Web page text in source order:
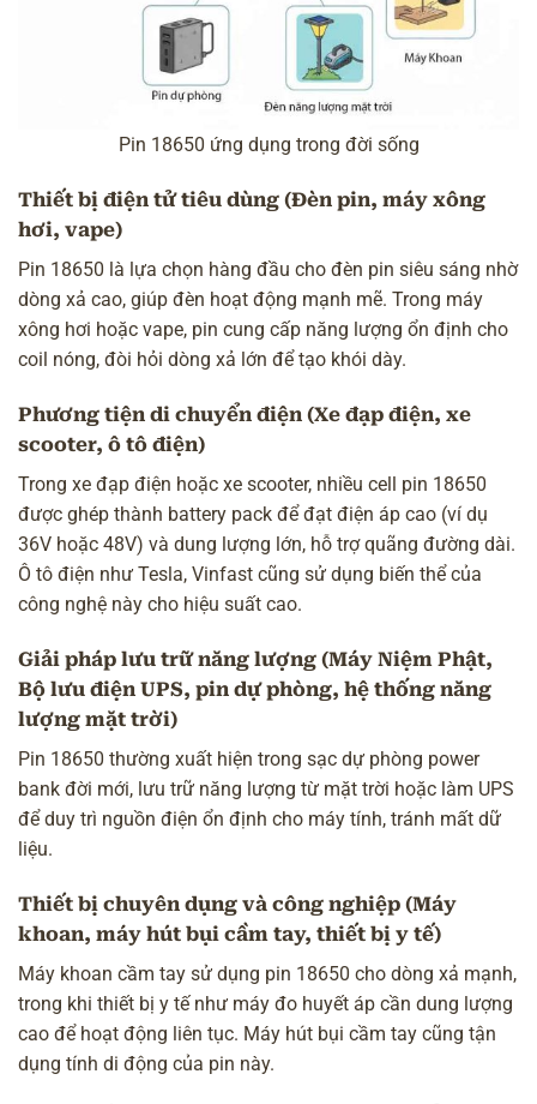
Pin 18650 ứng dụng trong đời sống
Thiết bị điện tử tiêu dùng (Đèn pin, máy xông
hơi, vape)
Pin 18650 là lựa chọn hàng đầu cho đèn pin siêu sáng nhờ
dòng xả cao, giúp đèn hoạt động mạnh mẽ. Trong máy
xông hơi hoặc vape, pin cung cấp năng lượng ổn định cho
coil nóng, đòi hỏi dòng xả lớn để tạo khói dày.
Phương tiện di chuyển điện (Xe đạp điện, xe
scooter, ô tô điện)
Trong xe đạp điện hoặc xe scooter, nhiều cell pin 18650
được ghép thành battery pack để đạt điện áp cao (ví dụ
36V hoặc 48V) và dung lượng lớn, hỗ trợ quãng đường dài.
Ô tô điện như Tesla, Vinfast cũng sử dụng biến thể của
công nghệ này cho hiệu suất cao.
Giải pháp lưu trữ năng lượng (Máy Niệm Phật,
Bộ lưu điện UPS, pin dự phòng, hệ thống năng
lượng mặt trời)
Pin 18650 thường xuất hiện trong sạc dự phòng power
bank đời mới, lưu trữ năng lượng từ mặt trời hoặc làm UPS
để duy trì nguồn điện ổn định cho máy tính, tránh mất dữ
liệu.
Thiết bị chuyên dụng và công nghiệp (Máy
khoan, máy hút bụi cầm tay, thiết bị y tế)
Máy khoan cầm tay sử dụng pin 18650 cho dòng xả mạnh,
trong khi thiết bị y tế như máy đo huyết áp cần dung lượng
cao để hoạt động liên tục. Máy hút bụi cầm tay cũng tận
dụng tính di động của pin này.